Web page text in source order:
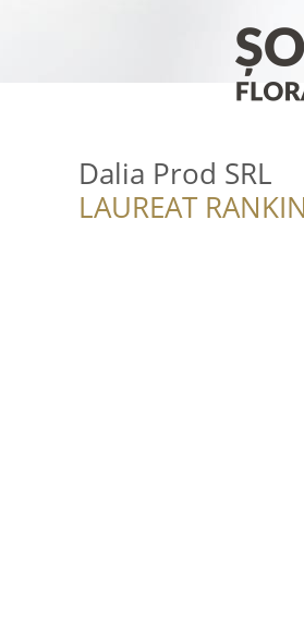
Dalia Prod SRL
LAUREAT